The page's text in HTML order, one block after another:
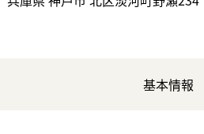
基本情報